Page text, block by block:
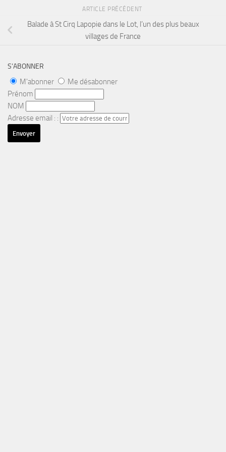
ARTICLE PRÉCÉDENT
Balade à St Cirq Lapopie dans le Lot, l’un des plus beaux
villages de France
S’ABONNER
M'abonner
Me désabonner
Prénom
NOM
Adresse email : :